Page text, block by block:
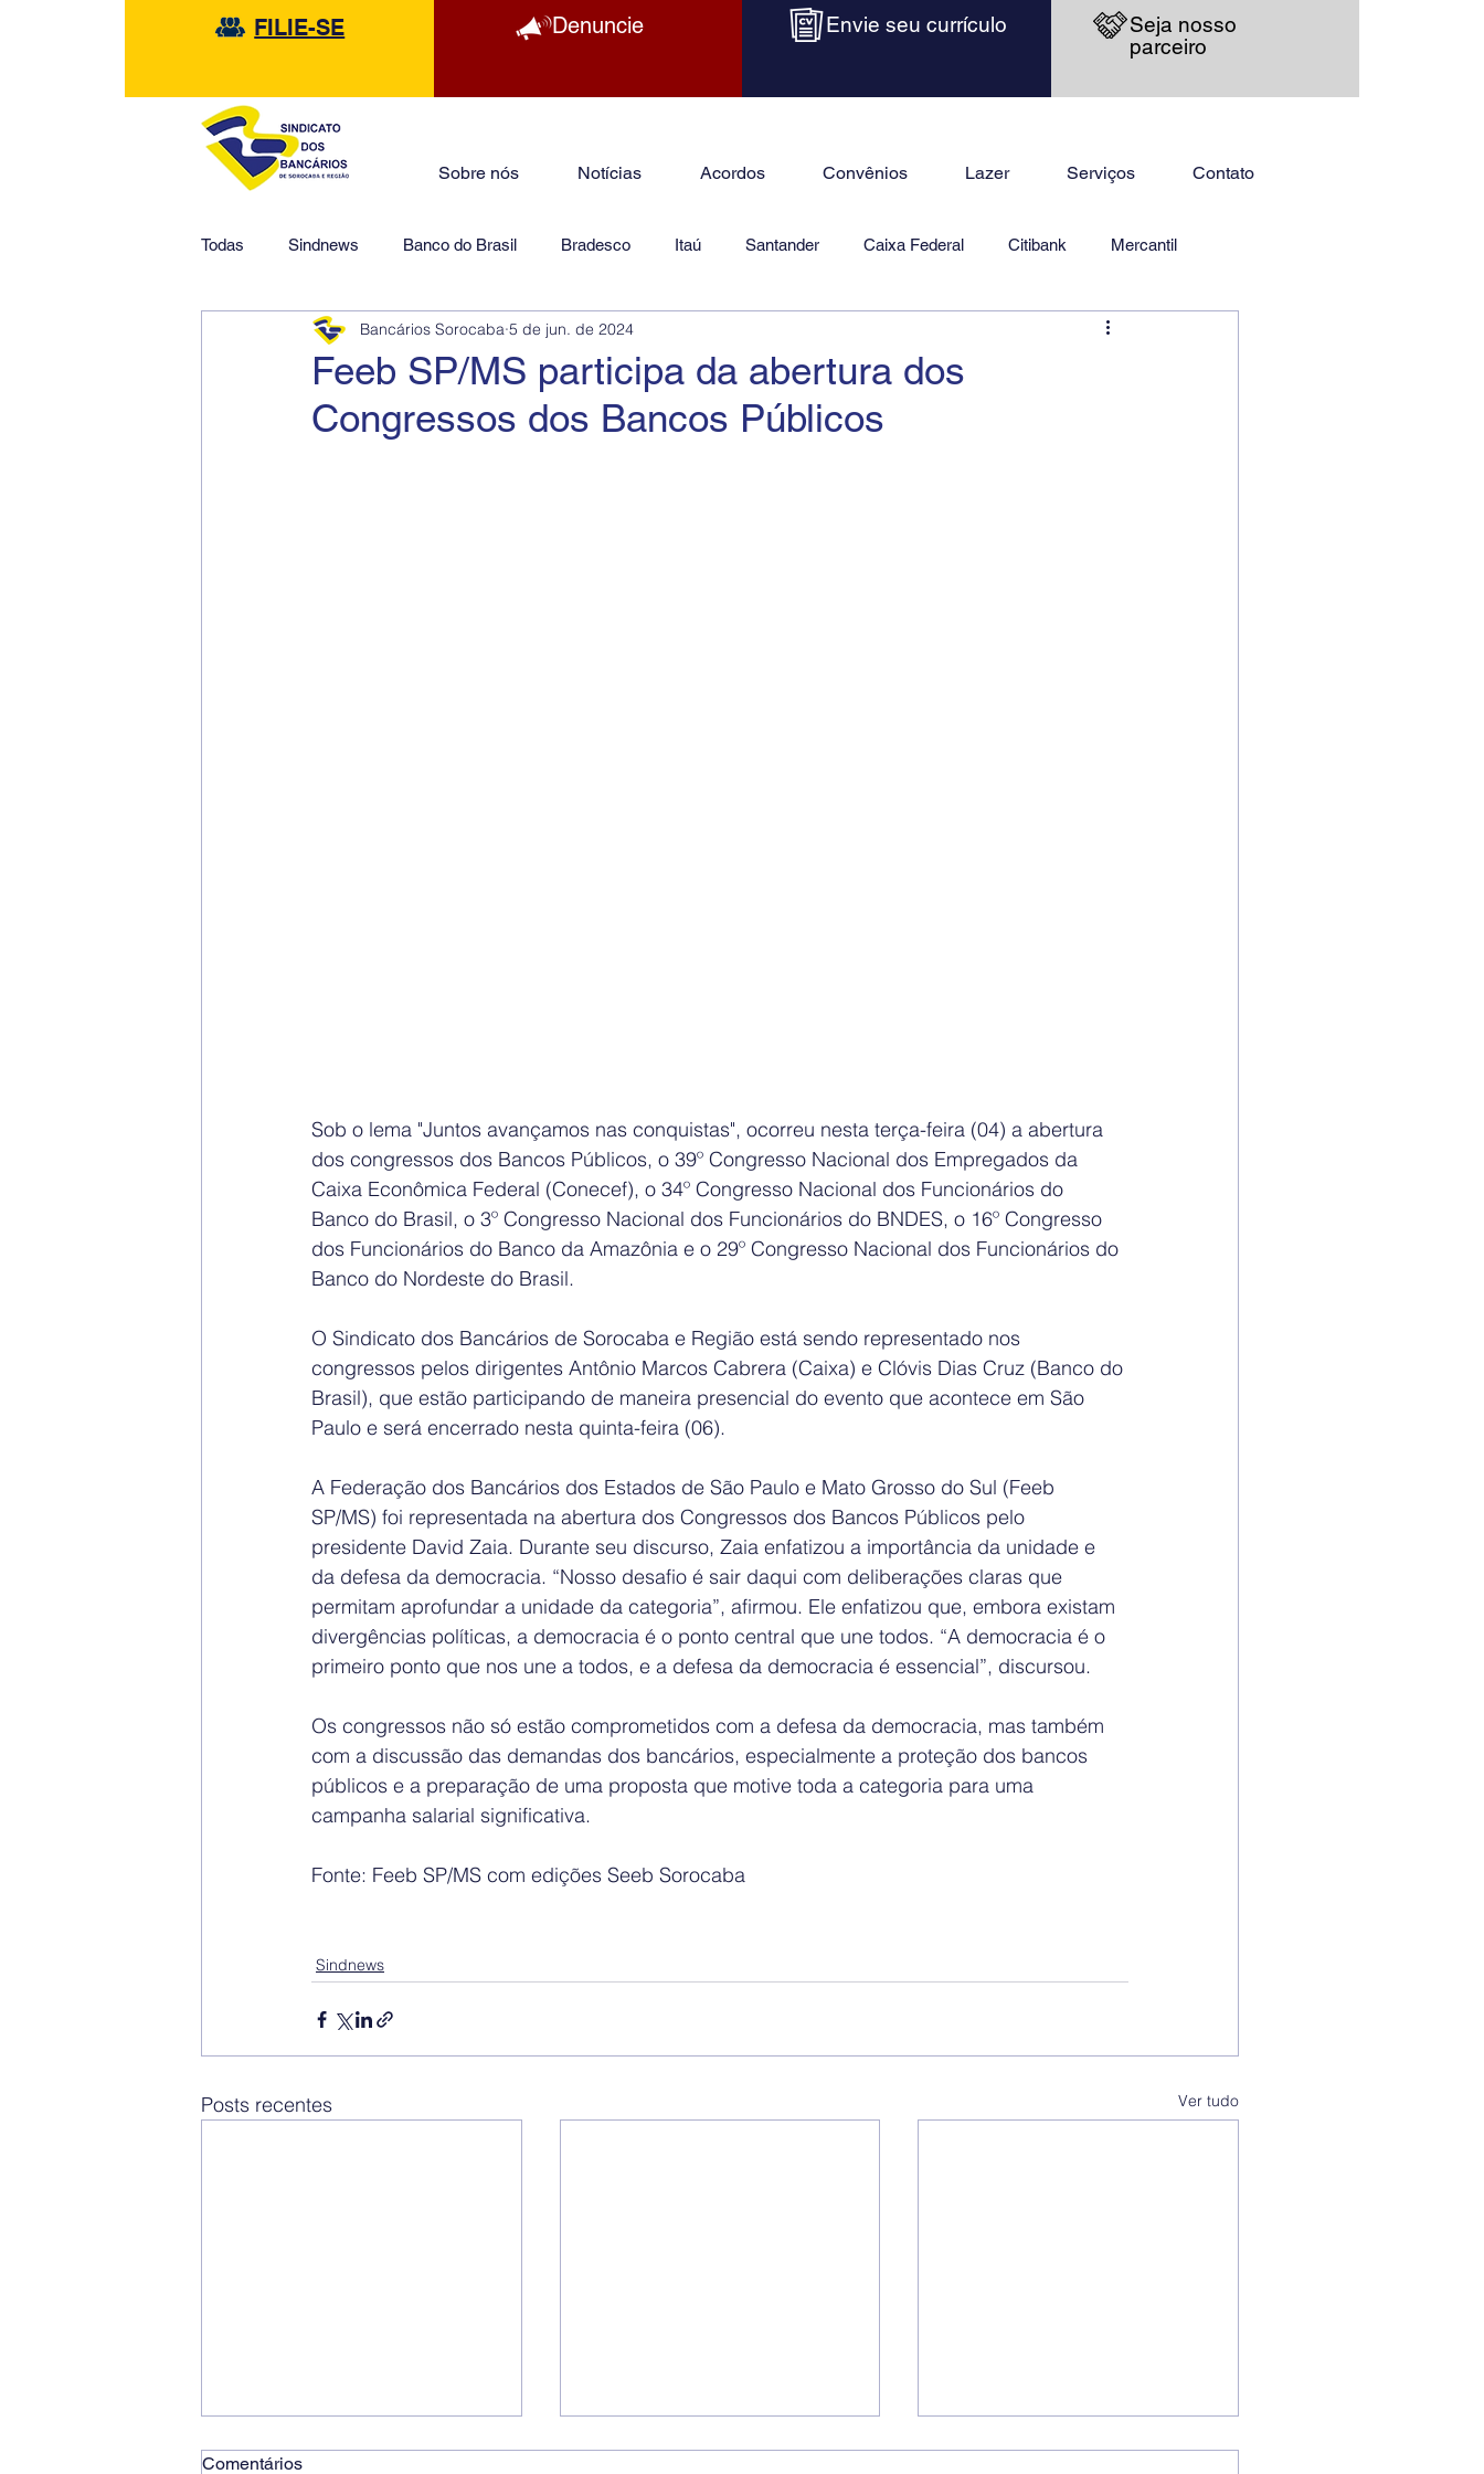
FILIE-SE Denuncie Envie seu currículo
Seja nosso
parceiro
Sobre nós Notícias Acordos Convênios Lazer Serviços Contato
Todas Sindnews Banco do Brasil Bradesco Itaú Santander Caixa Federal Citibank Mercantil
HSBC Financeiras Jurídico
Feeb SP/MS participa da abertura dos
Congressos dos Bancos Públicos
Bancários Sorocaba 5 de jun. de 2024
Sob o lema "Juntos avançamos nas conquistas", ocorreu nesta terça-feira (04) a abertura
dos congressos dos Bancos Públicos, o 39º Congresso Nacional dos Empregados da
Caixa Econômica Federal (Conecef), o 34º Congresso Nacional dos Funcionários do
Banco do Brasil, o 3º Congresso Nacional dos Funcionários do BNDES, o 16º Congresso
dos Funcionários do Banco da Amazônia e o 29º Congresso Nacional dos Funcionários do
Banco do Nordeste do Brasil.
O Sindicato dos Bancários de Sorocaba e Região está sendo representado nos
congressos pelos dirigentes Antônio Marcos Cabrera (Caixa) e Clóvis Dias Cruz (Banco do
Brasil), que estão participando de maneira presencial do evento que acontece em São
Paulo e será encerrado nesta quinta-feira (06).
A Federação dos Bancários dos Estados de São Paulo e Mato Grosso do Sul (Feeb
SP/MS) foi representada na abertura dos Congressos dos Bancos Públicos pelo
presidente David Zaia. Durante seu discurso, Zaia enfatizou a importância da unidade e
da defesa da democracia. “Nosso desafio é sair daqui com deliberações claras que
permitam aprofundar a unidade da categoria”, afirmou. Ele enfatizou que, embora existam
divergências políticas, a democracia é o ponto central que une todos. “A democracia é o
primeiro ponto que nos une a todos, e a defesa da democracia é essencial”, discursou.
Os congressos não só estão comprometidos com a defesa da democracia, mas também
com a discussão das demandas dos bancários, especialmente a proteção dos bancos
públicos e a preparação de uma proposta que motive toda a categoria para uma
campanha salarial significativa.
Fonte: Feeb SP/MS com edições Seeb Sorocaba
Sindnews
Posts recentes Ver tudo
Comentários